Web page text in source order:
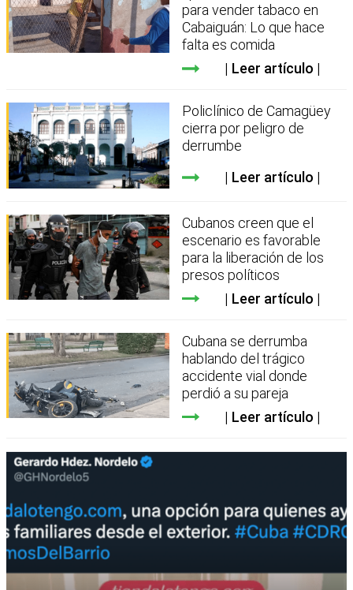
para vender tabaco en
Cabaiguán: Lo que hace
falta es comida
Leer artículo
Policlínico de Camagüey
cierra por peligro de
derrumbe
Leer artículo
Cubanos creen que el
escenario es favorable
para la liberación de los
presos políticos
Leer artículo
Cubana se derrumba
hablando del trágico
accidente vial donde
perdió a su pareja
Leer artículo